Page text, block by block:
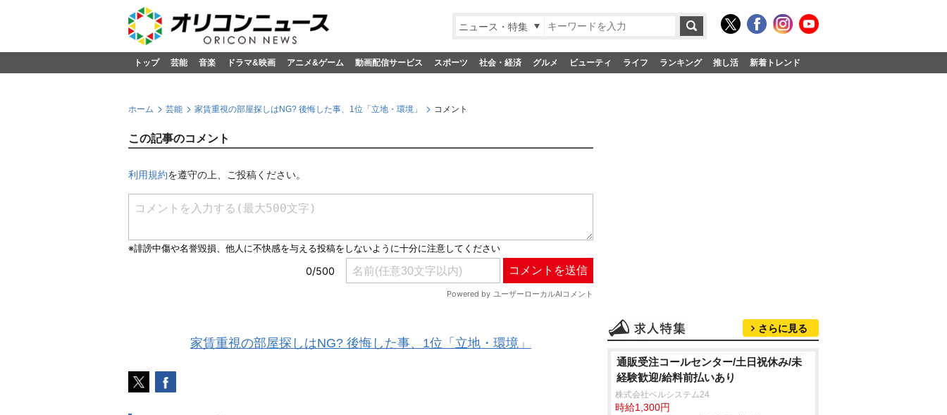
ニュース・特集
トップ 芸能 音楽 ドラマ&映画 アニメ&ゲーム 動画配信サービス スポーツ 社会・経済 グルメ ビューティ ライフ ランキング 推し活 新着トレンド
ホーム 芸能 家賃重視の部屋探しはNG? 後悔した事、1位「立地・環境」 コメント
この記事のコメント
利用規約を遵守の上、ご投稿ください。
家賃重視の部屋探しはNG? 後悔した事、1位「立地・環境」
さらに見る
通販受注コールセンター/土日祝休み/未
経験歓迎/給料前払いあり
株式会社ベルシステム24
時給1,300円